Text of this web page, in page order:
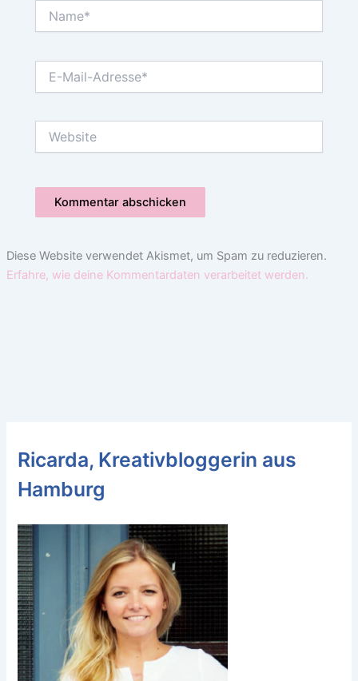
Mail-
Diese Website verwendet Akismet, um Spam zu reduzieren.
Erfahre, wie deine Kommentardaten verarbeitet werden.
Ricarda, Kreativbloggerin aus
Hamburg